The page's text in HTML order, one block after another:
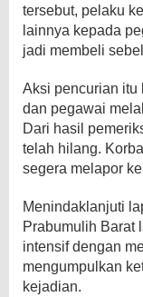
tersebut, pelaku
lainnya kepada
jadi membeli
Aksi pencurian itu
dan pegawai
Dari hasil
telah hilang.
segera melapor
Menindaklanjuti
Prabumulih Barat
intensif dengan
mengumpulkan
kejadian.